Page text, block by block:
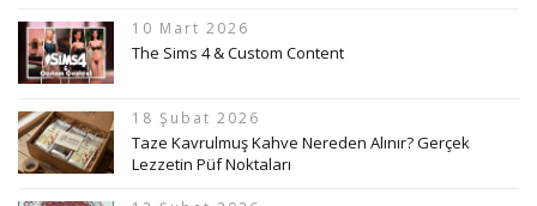
10 Mart 2026
The Sims 4 & Custom Content
18 Şubat 2026
Taze Kavrulmuş Kahve Nereden Alınır? Gerçek
Lezzetin Püf Noktaları